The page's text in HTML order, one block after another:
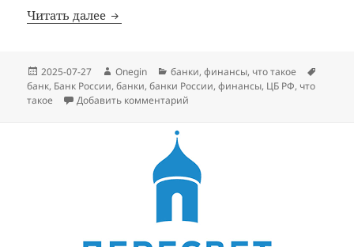
Читать далее Банк ЦБ РФ: что такое
Опубликовано
2025-07-27 Автор
Onegin Рубрики
банки,финансы, что такое
банк, Банк России,банки,банки России,финансы, ЦБ РФ, что
такое
Добавить комментарий